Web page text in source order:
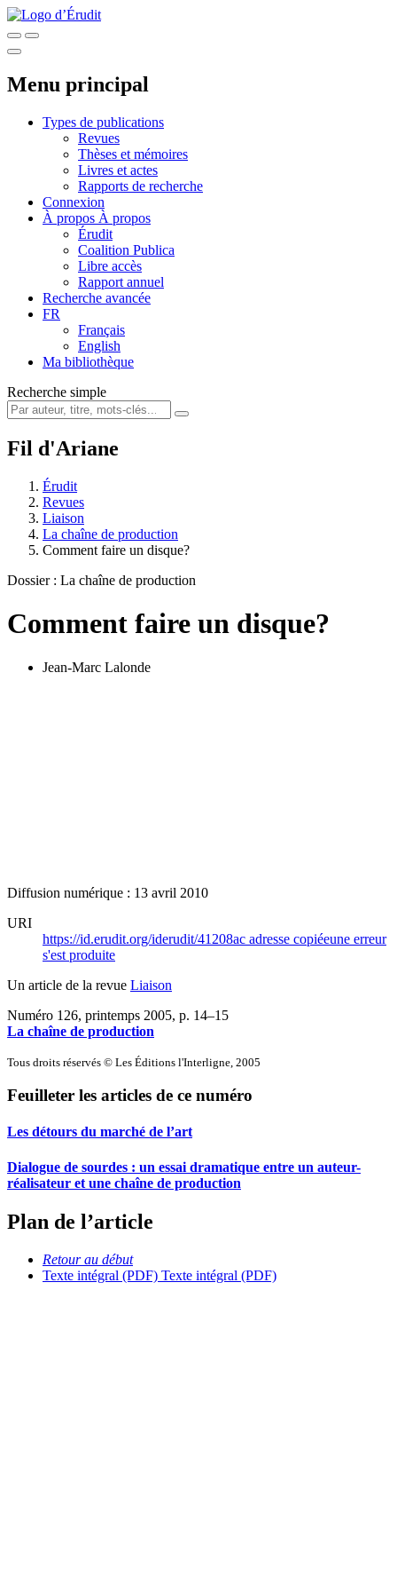
Menu principal
Types de publications
Revues
Thèses et mémoires
Livres et actes
Rapports de recherche
Connexion
À propos À propos
Érudit
Coalition Publica
Libre accès
Rapport annuel
Recherche avancée
FR
Français
English
Ma bibliothèque
Recherche simple
Fil d'Ariane
Érudit
Revues
Liaison
La chaîne de production
Comment faire un disque?
Dossier : La chaîne de production
Comment faire un disque?
Jean-Marc Lalonde
Diffusion numérique : 13 avril 2010
URI
https://id.erudit.org/iderudit/41208ac adresse copiéeune erreur
s'est produite
Un article de la revue Liaison
Numéro 126, printemps 2005, p. 14–15
La chaîne de production
Tous droits réservés © Les Éditions l'Interligne, 2005
Feuilleter les articles de ce numéro
Les détours du marché de l’art
Dialogue de sourdes : un essai dramatique entre un auteur-
réalisateur et une chaîne de production
Plan de l’article
Retour au début
Texte intégral (PDF) Texte intégral (PDF)